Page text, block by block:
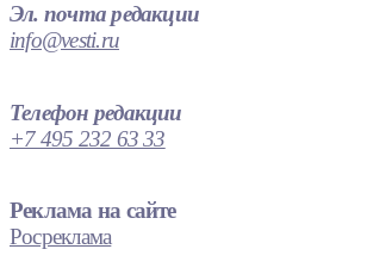
Эл. почта редакции
info@vesti.ru
Телефон редакции
+7 495 232 63 33
Реклама на сайте
Росреклама